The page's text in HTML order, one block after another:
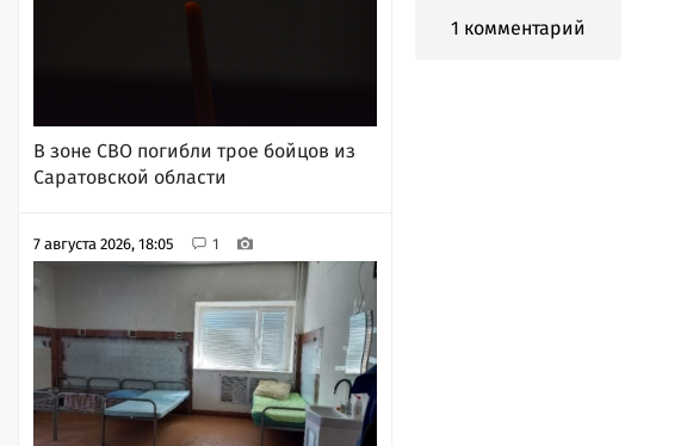
В зоне СВО погибли трое бойцов из
Саратовской области
7 августа 2026, 18:05 1
1 комментарий